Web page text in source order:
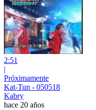
2:51
|
Próximamente
Kat-Tun - 050518
Kabry
hace 20 años